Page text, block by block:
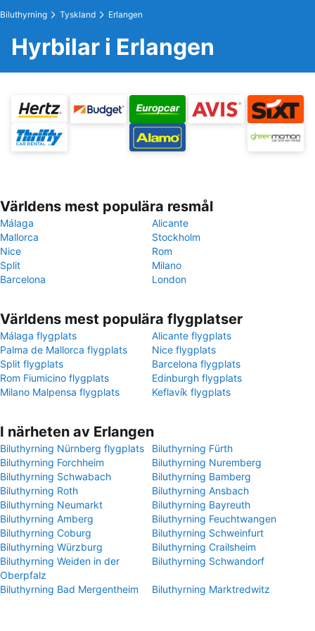
Biluthyrning Tyskland Erlangen
Hyrbilar i Erlangen
Världens mest populära resmål
Málaga
Alicante
Mallorca
Stockholm
Nice
Rom
Split
Milano
Barcelona
London
Världens mest populära flygplatser
Málaga flygplats
Alicante flygplats
Palma de Mallorca flygplats
Nice flygplats
Split flygplats
Barcelona flygplats
Rom Fiumicino flygplats
Edinburgh flygplats
Milano Malpensa flygplats
Keflavík flygplats
I närheten av Erlangen
Biluthyrning Nürnberg flygplats
Biluthyrning Fürth
Biluthyrning Forchheim
Biluthyrning Nuremberg
Biluthyrning Schwabach
Biluthyrning Bamberg
Biluthyrning Roth
Biluthyrning Ansbach
Biluthyrning Neumarkt
Biluthyrning Bayreuth
Biluthyrning Amberg
Biluthyrning Feuchtwangen
Biluthyrning Coburg
Biluthyrning Schweinfurt
Biluthyrning Würzburg
Biluthyrning Crailsheim
Biluthyrning Weiden in der
Oberpfalz
Biluthyrning Schwandorf
Biluthyrning Bad Mergentheim Biluthyrning Marktredwitz